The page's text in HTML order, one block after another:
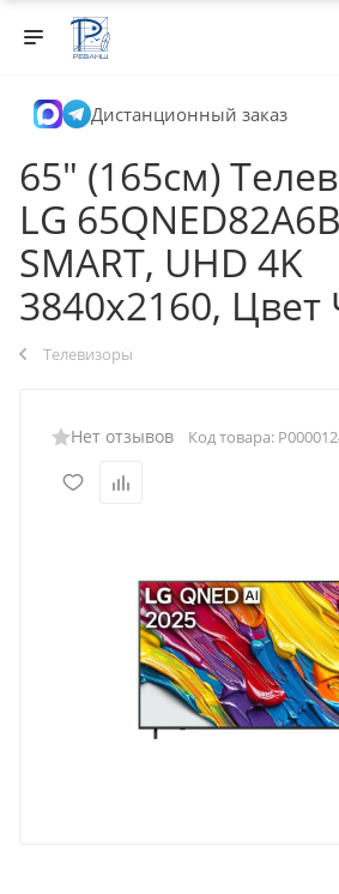
Дистанционный заказ
65" (165см)
LG
SMART, UHD 4K
3840x2160,
Телевизоры
Нет отзывов Код товара: